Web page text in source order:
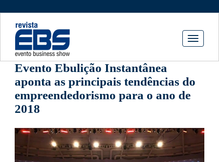
Toggle
Evento Ebulição Instantânea
aponta as principais tendências do
empreendedorismo para o ano de
2018